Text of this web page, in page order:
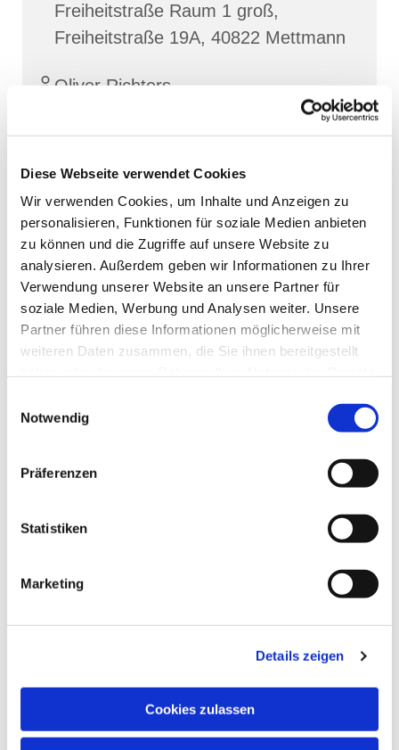
Diese Webseite verwendet Cookies
Wir verwenden Cookies, um Inhalte und Anzeigen zu
personalisieren, Funktionen für soziale Medien anbieten
zu können und die Zugriffe auf unsere Website zu
analysieren. Außerdem geben wir Informationen zu Ihrer
Verwendung unserer Website an unsere Partner für
soziale Medien, Werbung und Analysen weiter. Unsere
Partner führen diese Informationen möglicherweise mit
weiteren Daten zusammen, die Sie ihnen bereitgestellt
Notwendig
Präferenzen
Statistiken
Marketing
Details zeigen
Cookies zulassen
Freiheitstraße Raum 1 groß,
Freiheitstraße 19A, 40822 Mettmann
Oliver Richters
Dies könnte Sie auch